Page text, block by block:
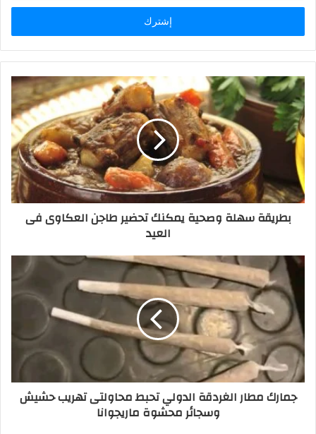
الإلكتروني
بطريقة سهلة وصحية يمكنك تحضير طاجن العكاوى فى
العيد
جمارك مطار الغردقة الدولي تحبط محاولتى تهريب حشيش
وسجائر محشوة ماريجوانا